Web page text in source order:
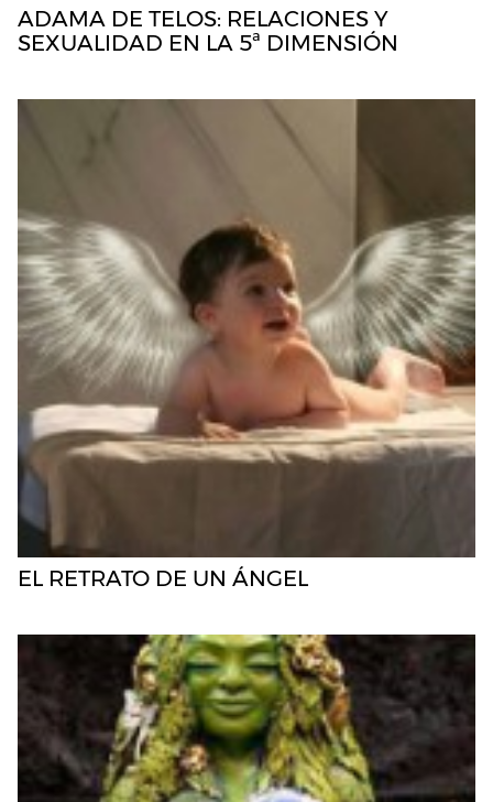
ADAMA DE TELOS: RELACIONES Y
SEXUALIDAD EN LA 5ª DIMENSIÓN
EL RETRATO DE UN ÁNGEL